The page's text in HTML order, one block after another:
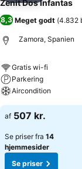
Zenit Dos Infantas
8,3 Meget godt (4.832
Zamora, Spanien
Gratis wi-fi
Parkering
Aircondition
af 507 kr.
Se priser fra 14
hjemmesider
Se priser